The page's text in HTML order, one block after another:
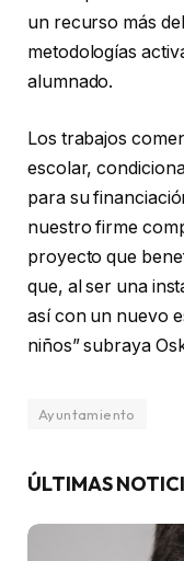
un recurso más
metodologías
alumnado.
Los trabajos
escolar,
para su
nuestro firme
proyecto que
que, al ser una
así con un nuevo
niños” subraya
Ayuntamiento
ÚLTIMAS